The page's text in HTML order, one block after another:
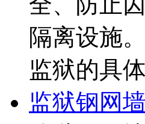
隔离设施
监狱的具
监狱钢网